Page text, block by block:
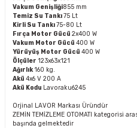
Vakum Genişliği855 mm
Temiz Su Tankı75 Lt
Kirli Su Tankı75-80 Lt
Fırça Motor Gücü 2x400 W
Vakum Motor Gücü 400 W
Yürüyüş Motor Gücü 400 W
Ölçüler 123x63x121
Ağırlık160 kg.
Akü 4x6 V 200 A
Akü Kodu Lavoraku6245
Orjinal LAVOR Markası Üründür
ZEMİN TEMİZLEME OTOMATI kategorisi
başında gelmektedir